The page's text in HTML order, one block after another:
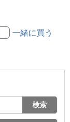
一緒に買う
検索